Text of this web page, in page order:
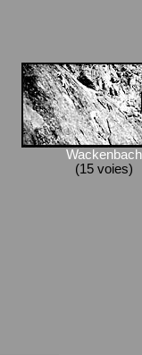
Wackenbach
(15 voies)